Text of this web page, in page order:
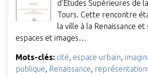
d'Études Supérieures de
Tours. Cette rencontre
la ville à la Renaissance et
espaces et images…
Mots-clés: cité, espace urbain,
publique, Renaissance,